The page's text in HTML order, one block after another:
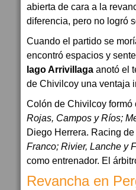
abierta de cara a la
diferencia, pero no logró
Cuando el partido se
encontró espacios y
Iago Arrivillaga anotó el
de Chivilcoy una ventaja
Colón de Chivilcoy formó
Rojas, Campos y Ríos;
Diego Herrera. Racing
Franco; Rivier, Lanche y
como entrenador. El
Revancha en